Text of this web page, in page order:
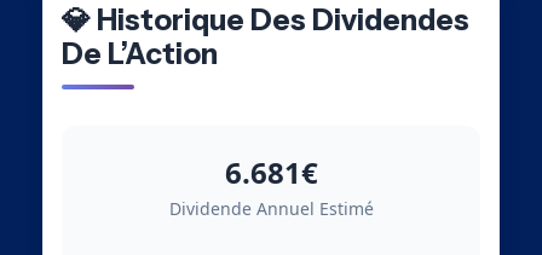
💎 Historique Des Dividendes
De L’Action
6.681€
Dividende Annuel Estimé